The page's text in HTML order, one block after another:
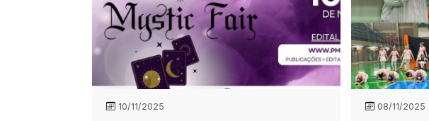
10/11/2025 08/11/2025